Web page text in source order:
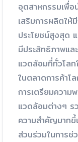
อุตสาหกรรมเพื่อ
เสริมการผลิตให้
ประโยชน์สูงสุด
มีประสิทธิภาพแล
แวดล้อมที่ทั่วโลก
ในตลาดการค้าโ
การเตรียมความ
แวดล้อมต่างๆ ร
ความสำคัญมาก
ส่วนร่วมในการช่